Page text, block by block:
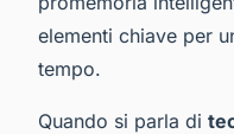
elementi chiave per
tempo.
Quando si parla di